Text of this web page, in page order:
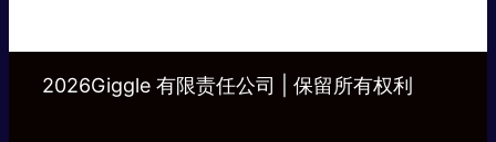
2026Giggle 有限责任公司 | 保留所有权利